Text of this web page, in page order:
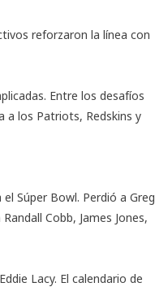
reforzaron la línea con
Entre los desafíos
a los Patriots, Redskins y
Súper Bowl. Perdió a Greg
Cobb, James Jones,
Lacy. El calendario de